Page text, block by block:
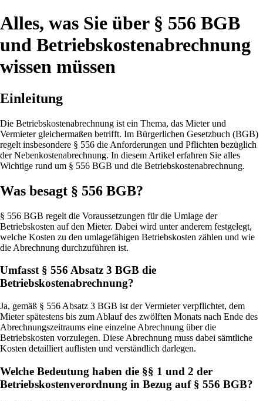
Alles, was Sie über § 556 BGB
und Betriebskostenabrechnung
wissen müssen
Einleitung
Die Betriebskostenabrechnung ist ein Thema, das Mieter und
Vermieter gleichermaßen betrifft. Im Bürgerlichen Gesetzbuch (BGB)
regelt insbesondere § 556 die Anforderungen und Pflichten bezüglich
der Nebenkostenabrechnung. In diesem Artikel erfahren Sie alles
Wichtige rund um § 556 BGB und die Betriebskostenabrechnung.
Was besagt § 556 BGB?
§ 556 BGB regelt die Voraussetzungen für die Umlage der
Betriebskosten auf den Mieter. Dabei wird unter anderem festgelegt,
welche Kosten zu den umlagefähigen Betriebskosten zählen und wie
die Abrechnung durchzuführen ist.
Umfasst § 556 Absatz 3 BGB die
Betriebskostenabrechnung?
Ja, gemäß § 556 Absatz 3 BGB ist der Vermieter verpflichtet, dem
Mieter spätestens bis zum Ablauf des zwölften Monats nach Ende des
Abrechnungszeitraums eine einzelne Abrechnung über die
Betriebskosten vorzulegen. Diese Abrechnung muss dabei sämtliche
Kosten detailliert auflisten und verständlich darlegen.
Welche Bedeutung haben die §§ 1 und 2 der
Betriebskostenverordnung in Bezug auf § 556 BGB?